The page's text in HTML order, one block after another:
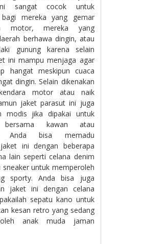
sangat cocok untuk
bagi mereka yang gemar
motor, mereka yang
berhawa dingin, atau
gunung karena selain
ini mampu menjaga agar
hangat meskipun cuaca
dingin. Selain dikenakan
motor atau naik
jaket parasut ini juga
modis jika dipakai untuk
bersama kawan atau
Anda bisa memadu
ini dengan beberapa
lain seperti celana denim
sneaker untuk memperoleh
sporty. Anda bisa juga
jaket ini dengan celana
sepatu kano untuk
kesan retro yang sedang
anak muda jaman